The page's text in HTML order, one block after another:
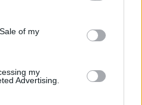
of my
my
Advertising.
kiek užtenka